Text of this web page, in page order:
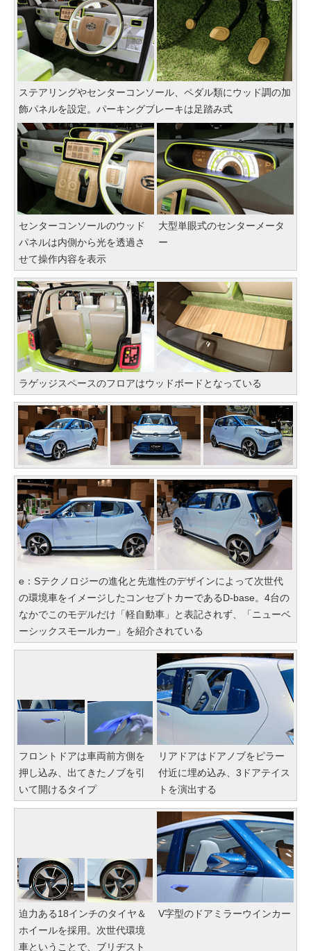
ステアリングやセンターコンソール、ペダル類にウッド調の加
飾パネルを設定。パーキングブレーキは足踏み式
センターコンソールのウッド
パネルは内側から光を透過さ
せて操作内容を表示
大型単眼式のセンターメータ
ー
ラゲッジスペースのフロアはウッドボードとなっている
e：Sテクノロジーの進化と先進性のデザインによって次世代
の環境車をイメージしたコンセプトカーであるD-base。4台の
なかでこのモデルだけ「軽自動車」と表記されず、「ニューベ
ーシックスモールカー」を紹介されている
フロントドアは車両前方側を
押し込み、出てきたノブを引
いて開けるタイプ
リアドアはドアノブをピラー
付近に埋め込み、3ドアテイス
トを演出する
迫力ある18インチのタイヤ＆
ホイールを採用。次世代環境
車ということで、ブリヂスト
V字型のドアミラーウインカー